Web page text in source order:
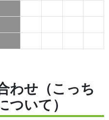
わせ（こっち
ついて）